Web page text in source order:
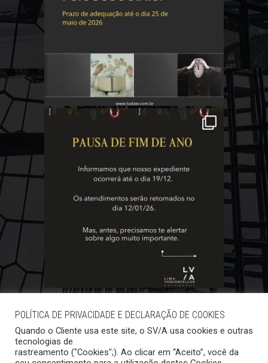
POLÍTICA DE PRIVACIDADE E DECLARAÇÃO DE COOKIES
Quando o Cliente usa este site, o SV/A usa cookies e outras
tecnologias de
rastreamento ("Cookies";). Ao clicar em “Aceito”, você da